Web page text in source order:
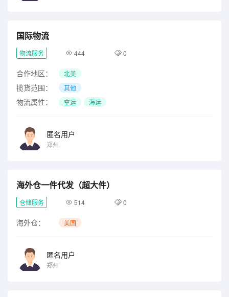
国际物流
物流服务 444 0
合作地区： 北美
揽货范围： 其他
物流属性： 空运 海运
匿名用户
郑州
海外仓一件代发（超大件）
仓储服务 514 0
海外仓： 美国
匿名用户
郑州